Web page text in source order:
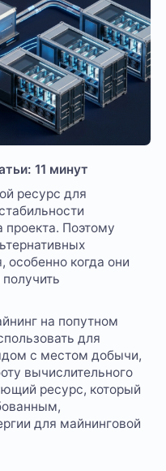
11 минут
ресурс для
проекта. Поэтому
особенно когда они
на попутном
для
с местом добычи,
вычислительного
ресурс, который
для майнинговой